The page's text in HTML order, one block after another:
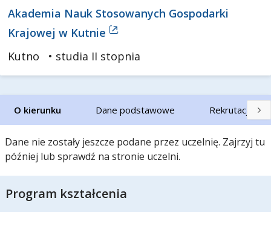
Akademia Nauk Stosowanych Gospodarki
Krajowej w Kutnie
Kutno
• studia II stopnia
O kierunku Dane podstawowe Rekrutacja
Dane nie zostały jeszcze podane przez uczelnię. Zajrzyj tu
później lub sprawdź na stronie uczelni.
Program kształcenia